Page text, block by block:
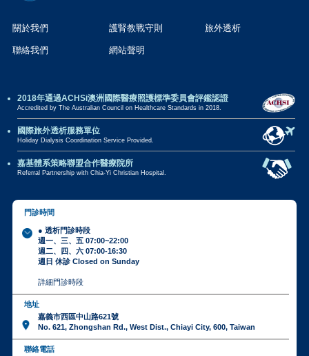
關於我們 護腎教戰守則 旅外透析
聯絡我們 網站聲明
2018年通過ACHSi澳洲國際醫療照護標準委員會評鑑認證
Accredited by The Australian Council on Healthcare Standards in 2018.
國際旅外透析服務單位
Holiday Dialysis Coordination Service Provided.
嘉基體系策略聯盟合作醫療院所
Referral Partnership with Chia-Yi Christian Hospital.
門診時間
● 透析門診時段
週一、三、五 07:00~22:00
週二、四、六 07:00-16:30
週日 休診 Closed on Sunday
詳細門診時段
地址
嘉義市西區中山路621號
No. 621, Zhongshan Rd., West Dist., Chiayi City, 600, Taiwan
聯絡電話